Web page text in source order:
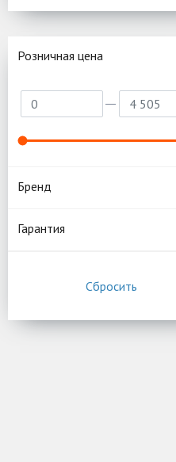
Розничная цена
Бренд
Гарантия